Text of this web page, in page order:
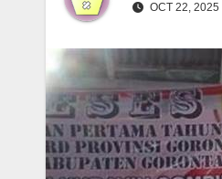
OCT 22, 2025